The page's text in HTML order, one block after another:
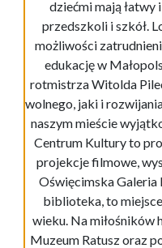
dziećmi mają łatwy
przedszkoli i szkół.
możliwości
edukację w
rotmistrza Witolda
wolnego, jaki i
naszym mieście
Centrum Kultury to
projekcje filmowe,
Oświęcimska Galeria
biblioteka, to
wieku. Na miłośników
Muzeum Ratusz oraz